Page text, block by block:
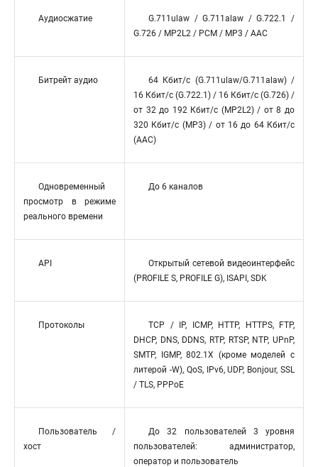
Аудиосжатие
G.711ulaw / G.711alaw / G.722.1 /
G.726 / MP2L2 / PCM / MP3 / AAC
Битрейт аудио
64 Кбит/с (G.711ulaw/G.711alaw) /
16 Кбит/с (G.722.1) / 16 Кбит/с (G.726) /
от 32 до 192 Кбит/с (MP2L2) / от 8 до
320 Кбит/с (MP3) / от 16 до 64 Кбит/с
(AAC)
Одновременный
просмотр в режиме
реального времени
До 6 каналов
API
Открытый сетевой видеоинтерфейс
(PROFILE S, PROFILE G), ISAPI, SDK
Протоколы
TCP / IP, ICMP, HTTP, HTTPS, FTP,
DHCP, DNS, DDNS, RTP, RTSP, NTP, UPnP,
SMTP, IGMP, 802.1X (кроме моделей с
литерой -W), QoS, IPv6, UDP, Bonjour, SSL
/ TLS, PPPoE
Пользователь /
хост
До 32 пользователей 3 уровня
пользователей: администратор,
оператор и пользователь